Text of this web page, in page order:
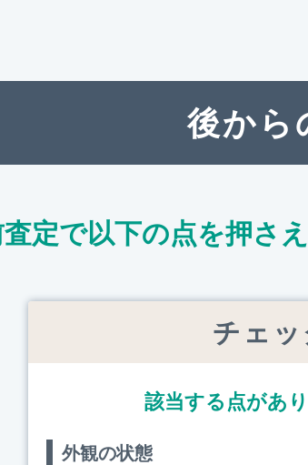
後から
定で以下の点を押さ
チェ
該当する点があ
外観の状態